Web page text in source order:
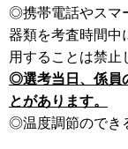
◎携帯電話やスマ
器類を考査時間中
用することは禁止
◎選考当日、係員
とがあります。
◎温度調節のでき